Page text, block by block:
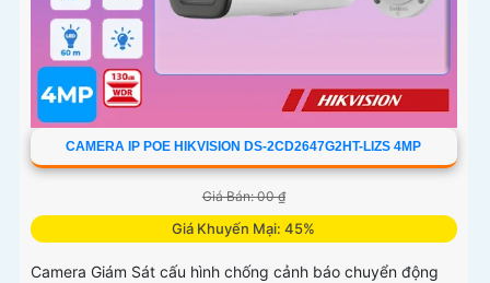
CAMERA IP POE HIKVISION DS-2CD2647G2HT-LIZS 4MP
Giá Bán: 00 ₫
Giá Khuyến Mại: 45%
Camera Giám Sát cấu hình chống cảnh báo chuyển động